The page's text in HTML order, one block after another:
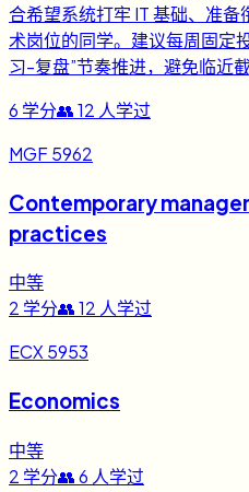
合希望系统打牢 IT 基础、准备
术岗位的同学。建议每周固定
习-复盘”节奏推进，避免临近
6 学分👥12 人学过
MGF 5962
Contemporary
practices
中等
2 学分👥12 人学过
ECX 5953
Economics
中等
2 学分👥6 人学过